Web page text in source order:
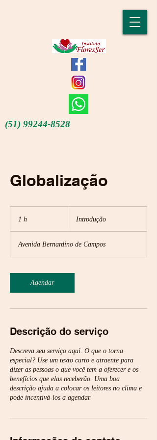
(51) 99244-8528
Globalização
1 h Introdução
Avenida Bernardino de Campos
Agendar
Descrição do serviço
Descreva seu serviço aqui. O que o torna
especial? Use um texto curto e atraente para
dizer as pessoas o que você tem a oferecer e os
benefícios que elas receberão. Uma boa
descrição ajuda a colocar os leitores no clima e
pode incentivá-los a agendar.